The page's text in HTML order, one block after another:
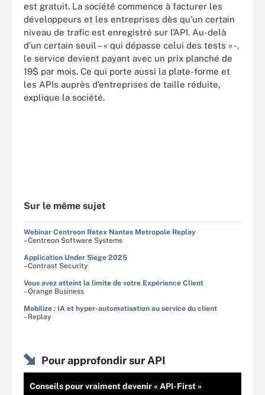
est gratuit. La société commence à facturer les
développeurs et les entreprises dès qu’un certain
niveau de trafic est enregistré sur l’API. Au-delà
d’un certain seuil – « qui dépasse celui des tests » -,
le service devient payant avec un prix planché de
19$ par mois. Ce qui porte aussi la plate-forme et
les APIs auprès d’entreprises de taille réduite,
explique la société.
Sur le même sujet
Webinar Centreon Retex Nantes Metropole Replay
–Centreon Software Systems
Application Under Siege 2025
–Contrast Security
Vous avez atteint la limite de votre Expérience Client
–Orange Business
Mobilize : IA et hyper-automatisation au service du client
–Replay
Pour approfondir sur API
Conseils pour vraiment devenir « API-First »